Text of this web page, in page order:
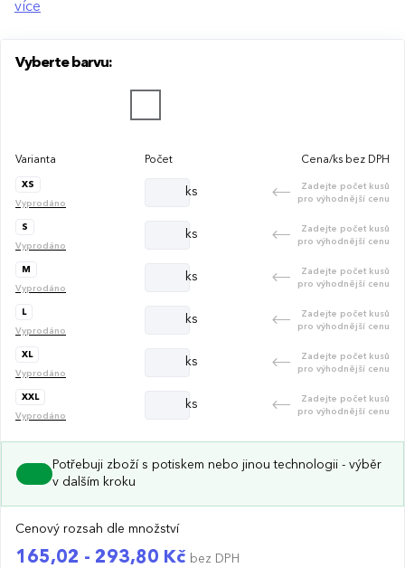
technologii potisku s ohledem na design i váš rozpočet.
více
Vyberte barvu:
Varianta Počet Cena/ks bez DPH
XS
Vyprodáno
ks
Zadejte počet kusů
pro výhodnější cenu
S
Vyprodáno
ks
Zadejte počet kusů
pro výhodnější cenu
M
Vyprodáno
ks
Zadejte počet kusů
pro výhodnější cenu
L
Vyprodáno
ks
Zadejte počet kusů
pro výhodnější cenu
XL
Vyprodáno
ks
Zadejte počet kusů
pro výhodnější cenu
XXL
Vyprodáno
ks
Zadejte počet kusů
pro výhodnější cenu
Potřebuji zboží s potiskem nebo jinou technologii - výběr
v dalším kroku
Cenový rozsah dle množství
165,02 - 293,80 Kč bez DPH